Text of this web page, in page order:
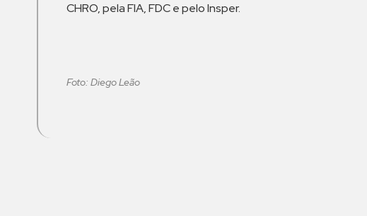
CHRO, pela FIA, FDC e pelo Insper.
Foto: Diego Leão